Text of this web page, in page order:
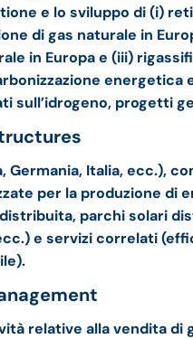
e lo sviluppo di (i)
di gas naturale in
in Europa e (iii)
sull’idrogeno, progetti
Germania, Italia, ecc.),
per la produzione di
parchi solari
e servizi correlati
relative alla vendita di